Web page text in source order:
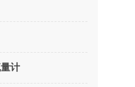
计